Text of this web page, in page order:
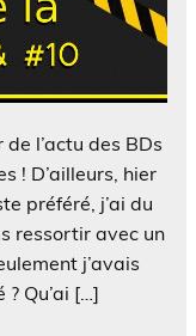
l’actu des BDs
! D’ailleurs, hier
préféré, j’ai du
ressortir avec un
j’avais
? Qu’ai […]